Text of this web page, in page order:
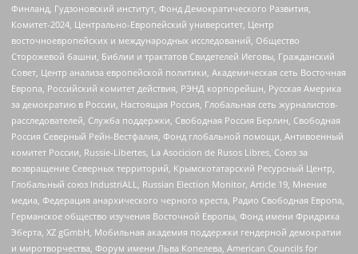
Финланд, Гудзоновский институт, Фонд Демократического Развития,
Комитет-2024, Центрально-Европейский университет, Центр
восточноевропейских и международных исследований, Общество
Сторожевой башни, Библии и трактатов Свидетелей Иеговы, Гражданский
Совет, Центр анализа европейской политики, Академическая сеть Восточная
Европа, Российский комитет действия, РЭНД корпорейшн, Русская Америка
за демократию в России, Настоящая Россия, Глобальная сеть журналистов-
расследователей, Служба поддержки, Свободная Россия Берлин, Свободная
Россия Северный Рейн-Вестфалия, Фонд глобальной помощи, Антивоенный
комитет России, Russie-Libertes, La Asocicion de Rusos Libres, Союз за
возвращение Северных территорий, Крымскотатарский Ресурсный Центр,
Глобальный союз IndustriALL, Russian Election Monitor, Article 19, Мнение
медиа, Федерация анархического черного креста, Радио Свободная Европа,
Германское общество изучения Восточной Европы, Фонд имени Фридриха
Эберта, XZ gGmbH, Мобильная академия поддержки гендерной демократии
и миротворчества, Форум имени Льва Копелева, American Councils for